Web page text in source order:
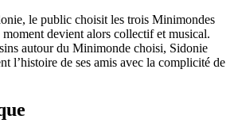
le public choisit les trois Minimondes
devient alors collectif et musical.
autour du Minimonde choisi, Sidonie
l’histoire de ses amis avec la complicité de